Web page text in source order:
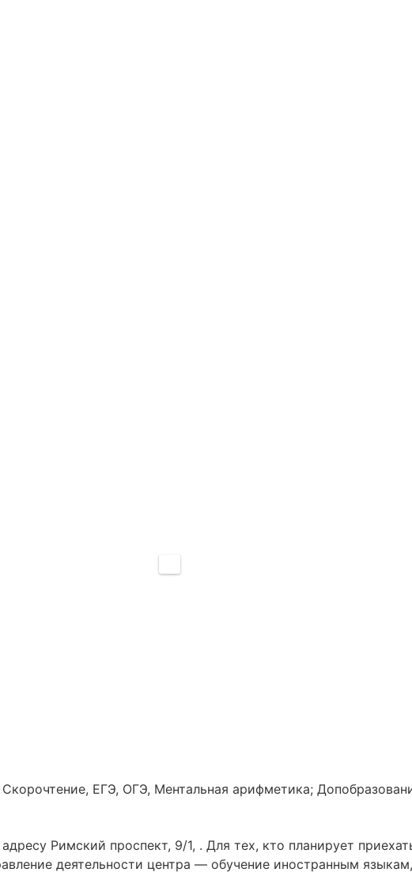
ЕГЭ, ОГЭ, Ментальная арифметика;
Римский проспект, 9/1, . Для тех, кто планирует
деятельности центра — обучение иностранным